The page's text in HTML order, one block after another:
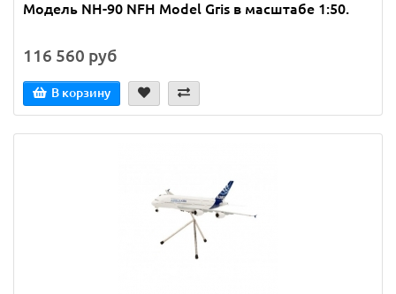
Модель NH-90 NFH Model Gris в масштабе 1:50.
116 560 руб
В корзину